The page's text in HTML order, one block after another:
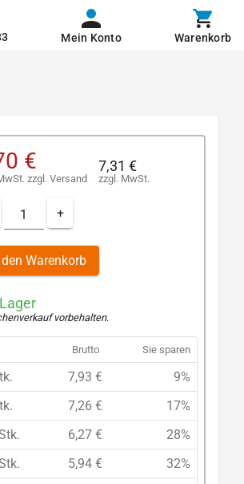
Mein Konto Warenkorb
€
zzgl. Versand
7,31 €
zzgl. MwSt.
+
Warenkorb
vorbehalten.
Brutto Sie sparen
7,93 €
9%
7,26 €
17%
6,27 €
28%
5,94 €
32%